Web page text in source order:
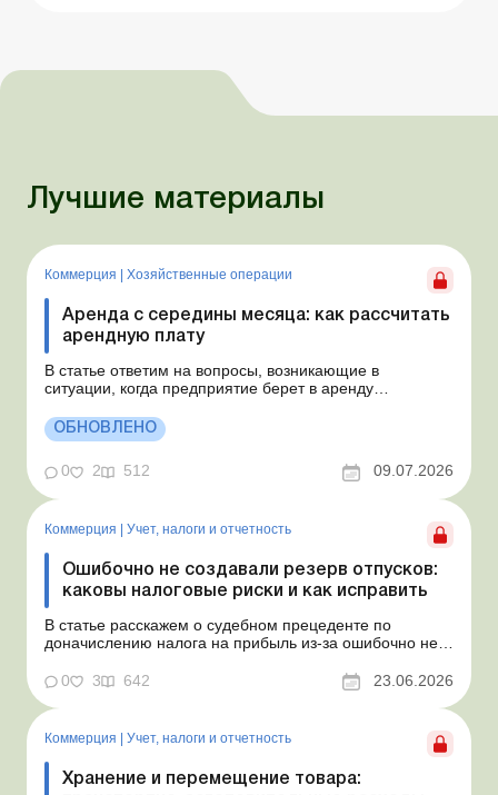
Лучшие материалы
Коммерция Хозяйственные операции
Аренда с середины месяца: как рассчитать
арендную плату
В статье ответим на вопросы, возникающие в
ситуации, когда предприятие берет в аренду
действовать с середины месяца. Предприятие
арендует у физлица автомобиль с 15.07.2026.
Согласно условиям договора арендная плата
составляет 4 000 грн в месяц. Возн...
ОБНОВЛЕНО
0 2 512 09.07.2026
Коммерция | Учет, налоги и отчетность
Ошибочно не создавали резерв отпусков:
каковы налоговые риски и как исправить
В статье расскажем о судебном прецеденте по
доначислению налога на прибыль из-за ошибочно не
рекомендации, как минимизировать налоговые риски.
Проблемные расходы: налоговые риски и судебная
практика Понимаем ваши волнения в связи с
ошибочным несоздан...
0 3 642 23.06.2026
Коммерция | Учет, налоги и отчетность
Хранение и перемещение товара: